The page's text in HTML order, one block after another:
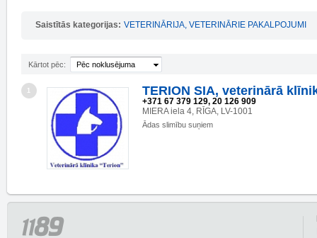
Saistītās kategorijas: VETERINĀRIJA, VETERINĀRIE PAKALPOJUMI
Kārtot pēc: Pēc noklusējuma
1 TERION SIA, veterinārā
+371 67 379 129, 20 126 909
MIERA iela 4, RĪGA, LV-1001
Ādas slimību suņiem